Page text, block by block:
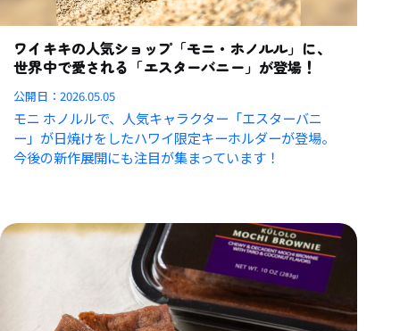
ワイキキの人気ショップ「モニ・ホノルル」に、
世界中で愛される「エスターバニー」が登場！
公開日：2026.05.05
モニ ホノルルで、人気キャラクター「エスターバニ
ー」が日焼けをしたハワイ限定キーホルダーが登場。
今後の新作展開にも注目が集まっています！